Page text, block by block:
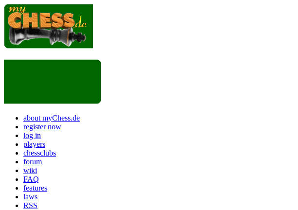
about myChess.de
register now
log in
players
chessclubs
forum
wiki
FAQ
features
laws
RSS